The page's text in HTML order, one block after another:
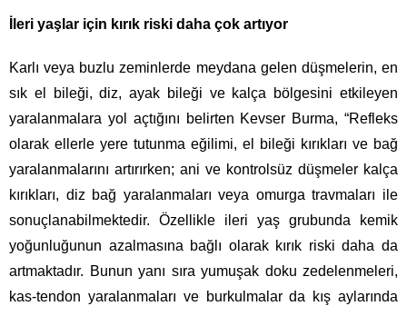
İleri yaşlar için kırık riski daha çok artıyor
Karlı veya buzlu zeminlerde meydana gelen düşmelerin, en
sık el bileği, diz, ayak bileği ve kalça bölgesini etkileyen
yaralanmalara yol açtığını belirten Kevser Burma, “Refleks
olarak ellerle yere tutunma eğilimi, el bileği kırıkları ve bağ
yaralanmalarını artırırken; ani ve kontrolsüz düşmeler kalça
kırıkları, diz bağ yaralanmaları veya omurga travmaları ile
sonuçlanabilmektedir. Özellikle ileri yaş grubunda kemik
yoğunluğunun azalmasına bağlı olarak kırık riski daha da
artmaktadır. Bunun yanı sıra yumuşak doku zedelenmeleri,
kas-tendon yaralanmaları ve burkulmalar da kış aylarında